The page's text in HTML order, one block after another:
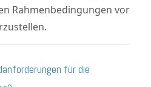
Rahmenbedingungen vor
für die